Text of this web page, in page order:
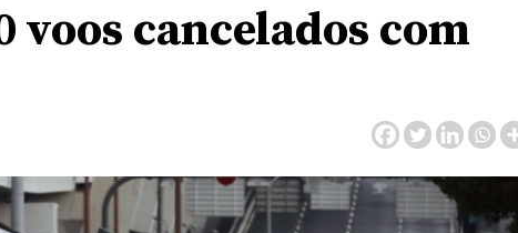
voos cancelados com